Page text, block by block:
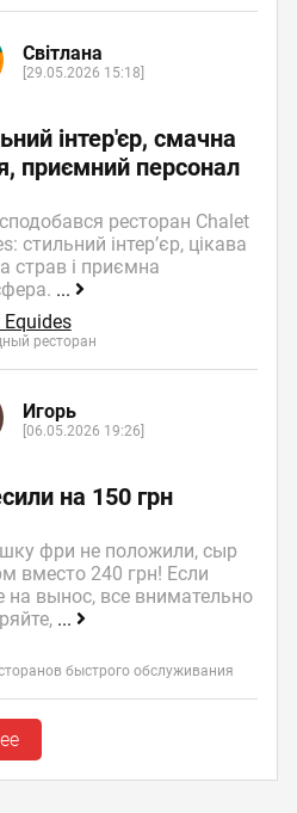
Світлана
[29.05.2026 15:18]
інтер'єр, смачна
приємний персонал
ресторан Chalet
стильний інтер’єр, цікава
страв і приємна
...
Equides
ресторан
Игорь
[06.05.2026 19:26]
на 150 грн
фри не положили, сыр
вместо 240 грн! Если
на вынос, все внимательно
...
быстрого обслуживания